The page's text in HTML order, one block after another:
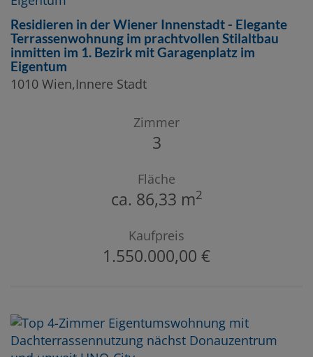
Residieren in der Wiener Innenstadt - Elegante
Terrassenwohnung im prachtvollen Stilaltbau
inmitten im 1. Bezirk mit Garagenplatz im
Eigentum
1010 Wien,Innere Stadt
Zimmer
3
Fläche
ca. 86,33 m2
Kaufpreis
1.550.000,00 €